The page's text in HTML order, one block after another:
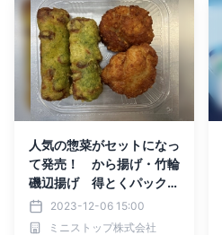
人気の惣菜がセットになっ
て発売！ から揚げ・竹輪
磯辺揚げ 得とくパックか
ら揚げ・竹輪磯辺揚げ１２
月８日（金）発売
2023-12-06 15:00
ミニストップ株式会社